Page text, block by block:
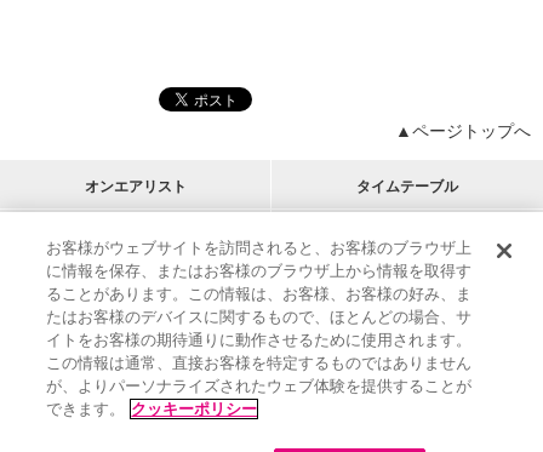
▲ページトップへ
オンエアリスト タイムテーブル
プログラムリスト チャート
アーティストリスト
M-ON!
RECOMMEND
リクエスト
インフォメーション | プレゼント&ご招待
MUSIC ON! TV（エムオン!）とは？ | サポート
サイト案内
| エムオン!友の会 | クッキーの詳細
お客様がウェブサイトを訪問されると、お客様のブラウザ上
に情報を保存、またはお客様のブラウザ上から情報を取得す
ることがあります。この情報は、お客様、お客様の好み、ま
たはお客様のデバイスに関するもので、ほとんどの場合、サ
イトをお客様の期待通りに動作させるために使用されます。
この情報は通常、直接お客様を特定するものではありません
が、よりパーソナライズされたウェブ体験を提供することが
できます。
クッキーポリシー